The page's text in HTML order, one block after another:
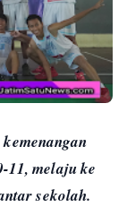
11, melaju ke
sekolah.